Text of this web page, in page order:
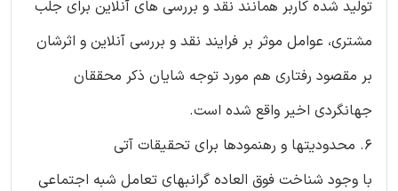
تولید شده کاربر همانند نقد و بررسی های آنلاین برای جلب
مشتری، عوامل موثر بر فرایند نقد و بررسی آنلاین و اثرشان
بر مقصود رفتاری هم مورد توجه شایان ذکر محققان
جهانگردی اخیر واقع شده است.
6. محدودیتها و رهنمودها برای تحقیقات آتی
با وجود شناخت فوق العاده گرانبهای تعامل شبه اجتماعی